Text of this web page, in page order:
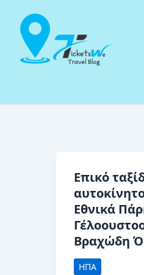
περιεχόμενο
Επικό
Εθνικά
Βραχώδη
ΗΠΑ